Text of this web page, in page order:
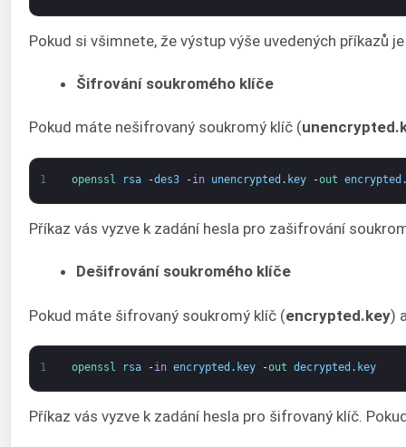
Pokud si všimnete, že výstup výše uvedených příkazů
Šifrování soukromého klíče
Pokud máte nešifrovaný soukromý klíč (
1 openssl rsa -des3 -in unencrypted . key -out encrypted
Příkaz vás vyzve k zadání hesla pro zašifrování
Dešifrování soukromého klíče
Pokud máte šifrovaný soukromý klíč (encrypted.key)
1 openssl rsa -in encrypted . key -out decrypted . key
Příkaz vás vyzve k zadání hesla pro šifrovaný klíč.